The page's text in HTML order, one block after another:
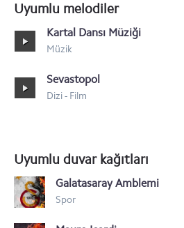
Apple iPhone 5
iPhone 4S
iPhone 4
iPhone 3GS
Uyumlu melodiler
Kartal Dansı Müziği
Müzik
Sevastopol
Dizi - Film
Uyumlu duvar kağıtları
Galatasaray Amblemi
Spor